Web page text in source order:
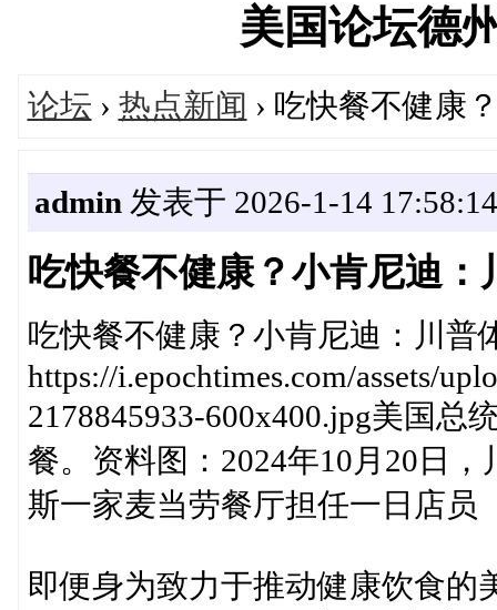
美国论坛德
论坛 › 热点新闻 › 吃快餐不健康
admin 发表于 2026-1-14 17:58:14
吃快餐不健康？小肯尼迪：
吃快餐不健康？小肯尼迪：川普
https://i.epochtimes.com/assets/
2178845933-600x400.jpg美国
餐。资料图：2024年10月20日
斯一家麦当劳餐厅担任一日店员
即便身为致力于推动健康饮食的